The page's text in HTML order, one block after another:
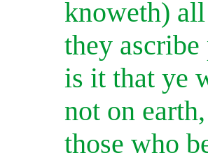
knoweth)
they
is it that ye
not on
those who